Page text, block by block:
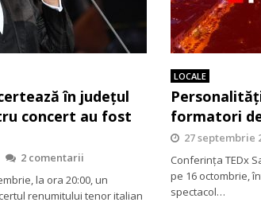
în județul
concert au fost
2 comentarii
la ora 20:00, un
renumitului tenor italian
LOCALE
formatori
27 septembrie
Conferința TEDx
pe 16 octombrie,
spectacol…